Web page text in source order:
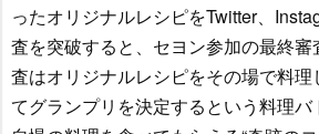
ったオリジナルレシピをTwitter、
査を突破すると、セヨン参加の最終
査はオリジナルレシピをその場で料理
てグランプリを決定するという料理